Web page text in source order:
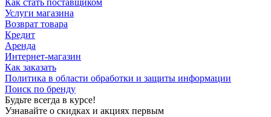
Как стать поставщиком
Услуги магазина
Возврат товара
Кредит
Аренда
Интернет-магазин
Как заказать
Политика в области обработки и защиты информации
Поиск по бренду
Будьте всегда в курсе!
Узнавайте о скидках и акциях первым